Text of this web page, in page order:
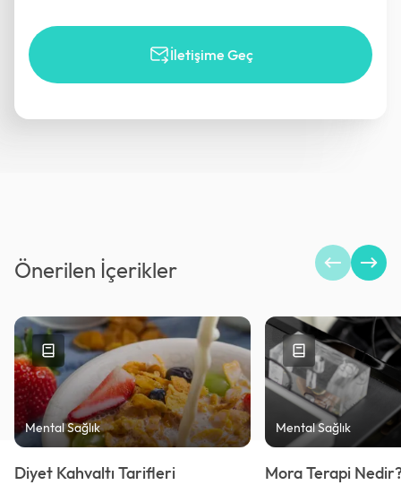
İletişime Geç
Önerilen İçerikler
Mental Sağlık
Diyet Kahvaltı Tarifleri
Mental Sağlık
Mora Terapi